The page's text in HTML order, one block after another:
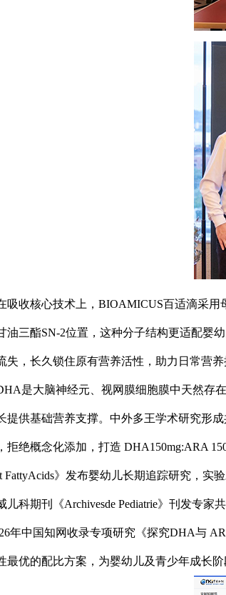
吸收核心技术上，BIOAMICUS百适滴采
油三酯SN-2位置，这种分子结构更适配婴
失，长久锁住原有营养活性，助力日常营养
是大脑神经元、视网膜细胞膜中天然存
提供基础营养支撑。中外多王学术研究形
拒绝概念化添加，打造 DHA150mg:ARA
FattyAcids》发布婴幼儿长期追踪研究，
儿科期刊《Archivesde Pediatrie》刊发专
年中国知网收录专项研究《探究DHA与
最优的配比方案，为婴幼儿及青少年成长